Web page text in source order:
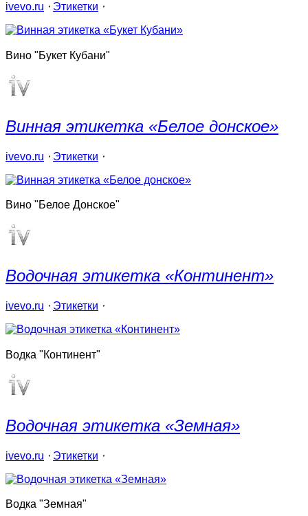
ivevo.ru ⋅ Этикетки ⋅
Вино "Букет Кубани"
Винная этикетка «Белое донское»
ivevo.ru ⋅ Этикетки ⋅
Вино "Белое Донское"
Водочная этикетка «Континент»
ivevo.ru ⋅ Этикетки ⋅
Водка "Континент"
Водочная этикетка «Земная»
ivevo.ru ⋅ Этикетки ⋅
Водка "Земная"